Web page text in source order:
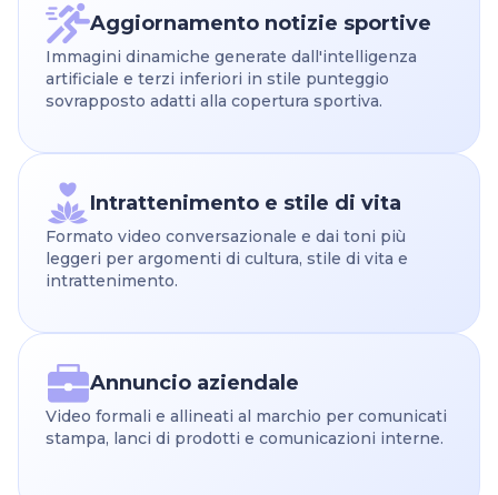
Aggiornamento notizie sportive
Immagini dinamiche generate dall'intelligenza
artificiale e terzi inferiori in stile punteggio
sovrapposto adatti alla copertura sportiva.
Intrattenimento e stile di vita
Formato video conversazionale e dai toni più
leggeri per argomenti di cultura, stile di vita e
intrattenimento.
Annuncio aziendale
Video formali e allineati al marchio per comunicati
stampa, lanci di prodotti e comunicazioni interne.